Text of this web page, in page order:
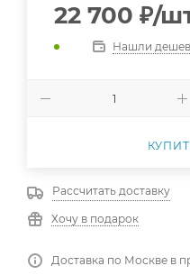
22 700 ₽/
Нашли
Рассчитать доставку
Хочу в подарок
Доставка по Москве в